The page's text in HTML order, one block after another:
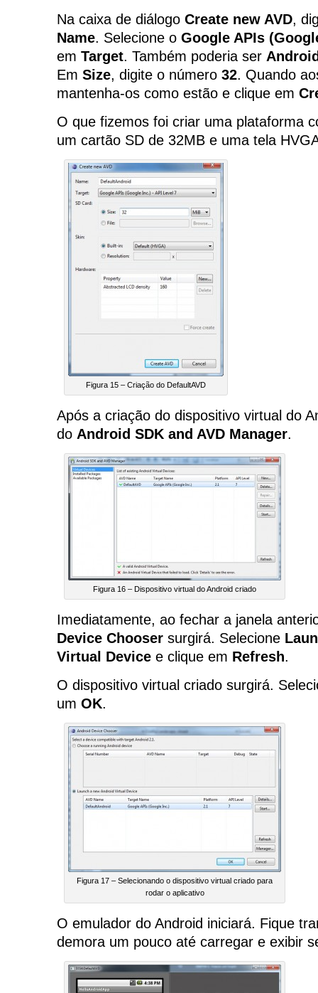
Na caixa de diálogo Create new AVD,
Name. Selecione o Google APIs
em Target. Também poderia ser
Em Size, digite o número 32. Quando
mantenha-os como estão e clique em
O que fizemos foi criar uma plataforma
um cartão SD de 32MB e uma tela
Figura 15 – Criação do DefaultAVD
Após a criação do dispositivo virtual do
do Android SDK and AVD Manager.
Figura 16 – Dispositivo virtual do Android criado
Imediatamente, ao fechar a janela
Device Chooser surgirá. Selecione
Virtual Device e clique em Refresh.
O dispositivo virtual criado surgirá.
um OK.
Figura 17 – Selecionando o dispositivo virtual criado para
rodar o aplicativo
O emulador do Android iniciará. Fique
demora um pouco até carregar e exibir